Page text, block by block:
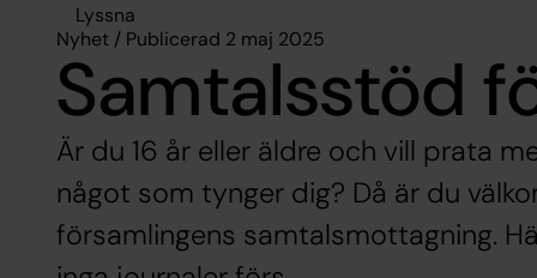
Lyssna
Nyhet / Publicerad 2 maj 2025
Samtalsstöd
Är du 16 år eller äldre och vill prata
något som tynger dig? Då är du
församlingens samtalsmottagning.